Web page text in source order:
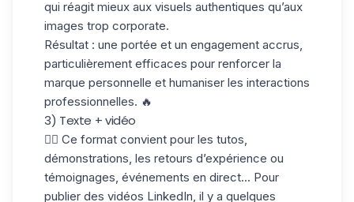
qui réagit mieux aux visuels authentiques qu’aux
images trop corporate.
Résultat : une portée et un engagement accrus,
particulièrement efficaces pour renforcer la
marque personnelle et humaniser les interactions
professionnelles. 🔥
3) Texte + vidéo
✋🏼 Ce format convient pour les tutos,
démonstrations, les retours d’expérience ou
témoignages, événements en direct... Pour
publier des vidéos LinkedIn , il y a quelques